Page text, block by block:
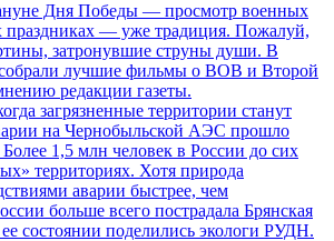
Дня Победы — просмотр военных
праздниках — уже традиция. Пожалуй,
затронувшие струны души. В
лучшие фильмы о ВОВ и Второй
редакции газеты.
загрязненные территории станут
на Чернобыльской АЭС прошло
Более 1,5 млн человек в России до сих
территориях. Хотя природа
аварии быстрее, чем
больше всего пострадала Брянская
состоянии поделились экологи РУДН.